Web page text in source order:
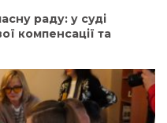
раду: у суді
компенсації та